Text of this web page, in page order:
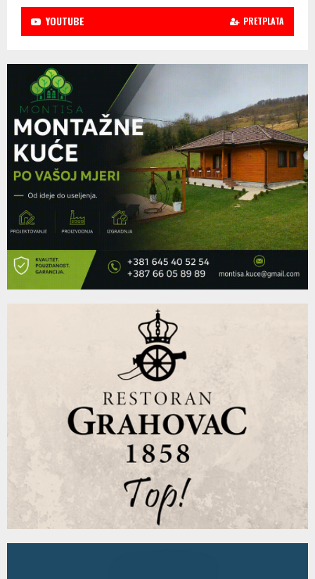
YOUTUBE PRETPLATA